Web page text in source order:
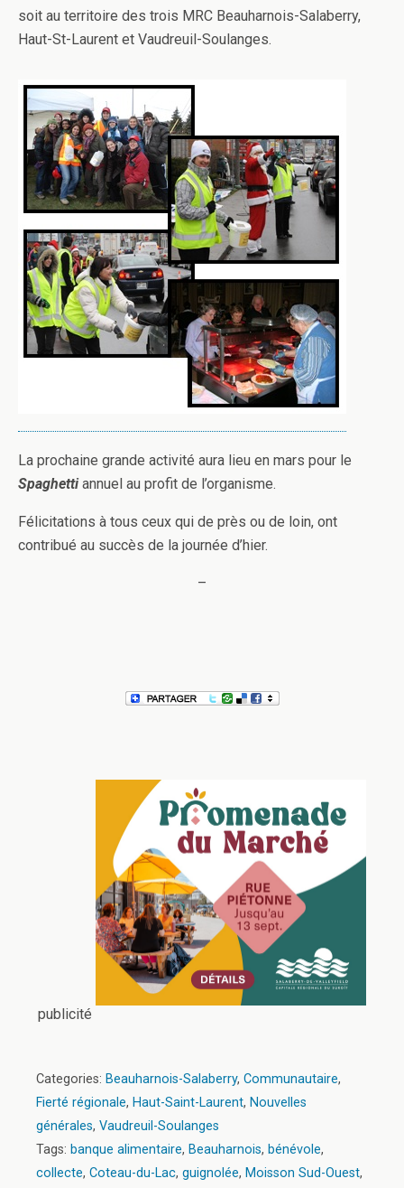
soit au territoire des trois MRC Beauharnois-Salaberry,
Haut-St-Laurent et Vaudreuil-Soulanges.
La prochaine grande activité aura lieu en mars pour le
Spaghettiannuel au profit de l’organisme.
Félicitations à tous ceux qui de près ou de loin, ont
contribué au succès de la journée d’hier.
–
publicité
Categories: Beauharnois-Salaberry, Communautaire,
Fierté régionale, Haut-Saint-Laurent, Nouvelles
générales, Vaudreuil-Soulanges
Tags: banque alimentaire, Beauharnois, bénévole,
collecte, Coteau-du-Lac, guignolée, Moisson Sud-Ouest,